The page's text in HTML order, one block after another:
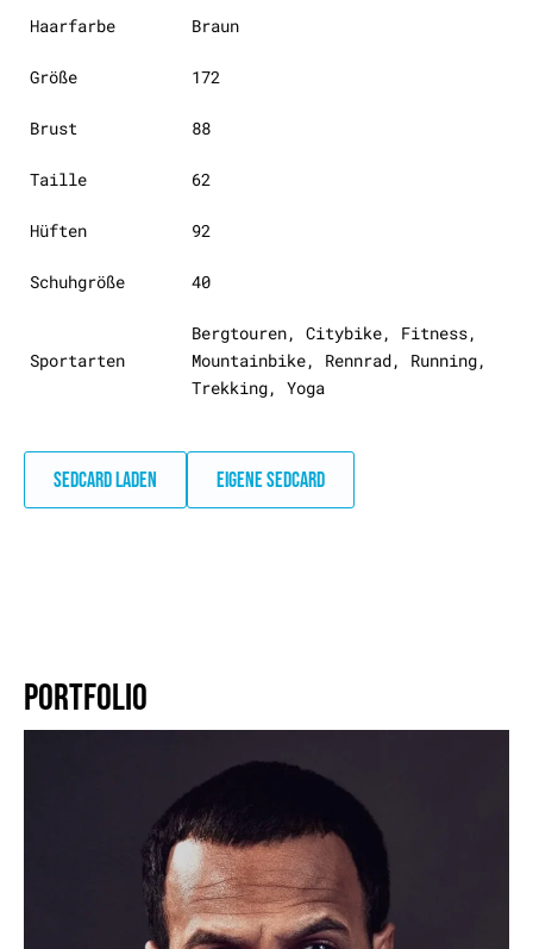
Haarfarbe Braun
Größe 172
Brust 88
Taille 62
Hüften 92
Schuhgröße 40
Sportarten
Bergtouren, Citybike, Fitness,
Mountainbike, Rennrad, Running,
Trekking, Yoga
SEDCARD LADEN EIGENE SEDCARD
PORTFOLIO